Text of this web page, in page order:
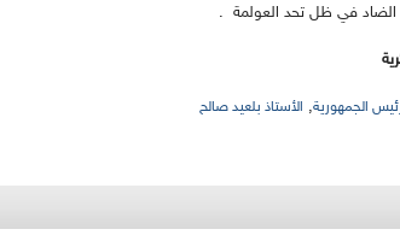
الضاد في ظل تحد العولمة .
الجمهورية, الأستاذ بلعيد صالح